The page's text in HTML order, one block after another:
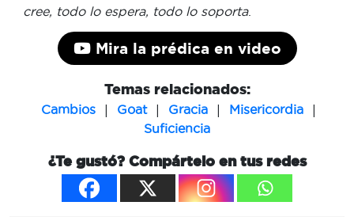
cree, todo lo espera, todo lo soporta.
Mira la prédica en video
Temas relacionados:
Cambios | Goat | Gracia | Misericordia |
Suficiencia
¿Te gustó? Compártelo en tus redes